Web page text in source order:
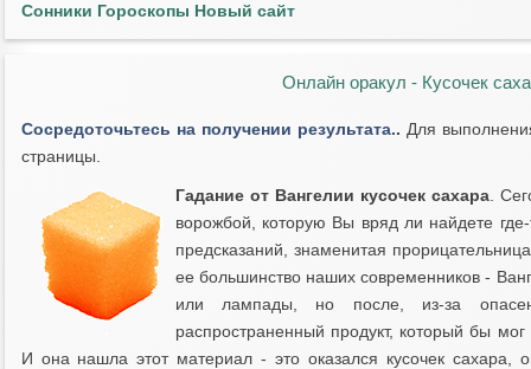
Сонники Гороскопы Новый сайт
Онлайн оракул - Кусочек
Сосредоточьтесь на получении результата.. Для
страницы.
Гадание от Вангелии кусочек сахара .
ворожбой, которую Вы вряд ли найдете
предсказаний, знаменитая
ее большинство наших современников -
или лампады, но после, из-за
распространенный продукт, который бы
И она нашла этот материал - это оказался кусочек сахара,